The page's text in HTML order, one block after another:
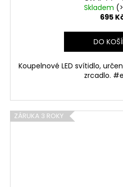
Skladem
695
DO
Koupelnové LED svítidlo,
zrcadlo.
ZÁRUKA 3 ROKY